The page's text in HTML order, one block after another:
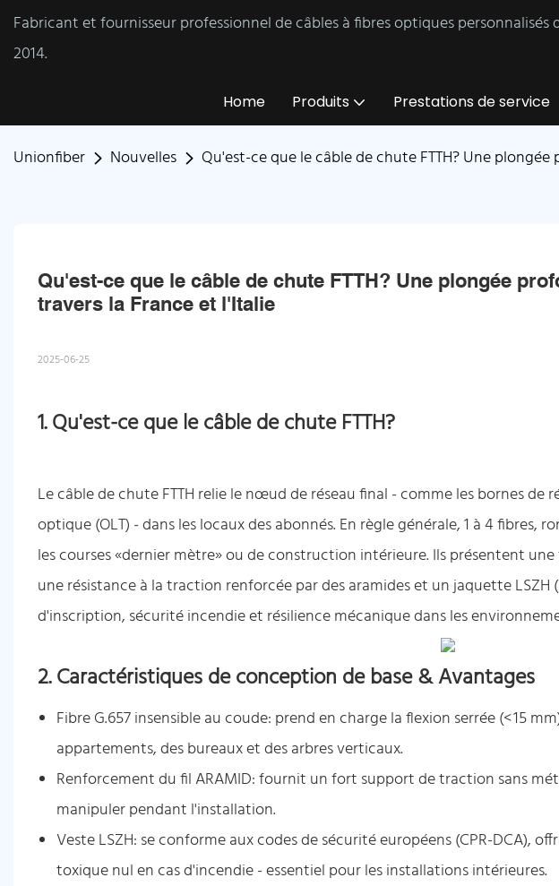
Fabricant et fournisseur professionnel de câbles à fibres optiques personnalisés
2014.
Home Produits Prestations de service
Unionfiber Nouvelles Qu'est-ce que le câble de chute FTTH? Une
Qu'est-ce que le câble de chute FTTH? Une plongée
travers la France et l'Italie
2025-06-25
1. Qu'est-ce que le câble de chute FTTH?
Le câble de chute FTTH relie le nœud de réseau final - comme les bornes de
optique (OLT) - dans les locaux des abonnés. En règle générale, 1 à 4 fibres,
les courses «dernier mètre» ou de construction intérieure. Ils présentent
une résistance à la traction renforcée par des aramides et un jaquette
d'inscription, sécurité incendie et résilience mécanique dans les
2. Caractéristiques de conception de base & Avantages
Fibre G.657 insensible au coude: prend en charge la flexion serrée (< 15
appartements, des bureaux et des arbres verticaux.
Renforcement du fil ARAMID: fournit un fort support de traction sans
manipuler pendant l'installation.
Veste LSZH: se conforme aux codes de sécurité européens (CPR-DCA),
toxique nul en cas d'incendie - essentiel pour les installations intérieures.